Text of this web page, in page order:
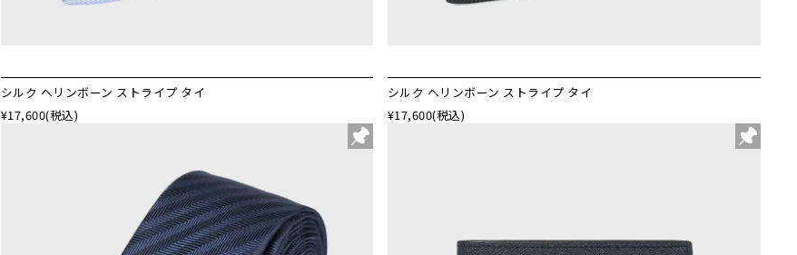
シルク ヘリンボーン ストライプ タイ
¥17,600(税込)
シルク ヘリンボーン ストライプ タイ
¥17,600(税込)